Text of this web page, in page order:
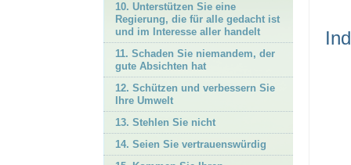
10. Unterstützen Sie eine
Regierung, die für alle gedacht ist
und im Interesse aller handelt
11. Schaden Sie niemandem, der
gute Absichten hat
12. Schützen und verbessern Sie
Ihre Umwelt
13. Stehlen Sie nicht
14. Seien Sie vertrauenswürdig